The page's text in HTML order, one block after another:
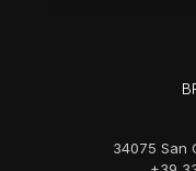
34075 San